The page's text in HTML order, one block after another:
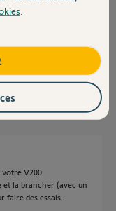
de rue reste allumée
Merci pour vos
V200.
la brancher (avec un
faire des essais.